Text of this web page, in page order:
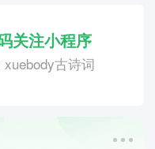
关注小程序
古诗词